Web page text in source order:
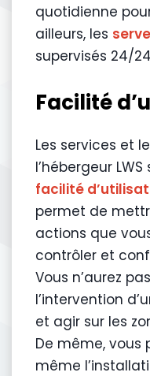
quotidienne
ailleurs, les
supervisés 24/
Facilité
Les services et
l’hébergeur
facilité
permet de
actions que
contrôler et
Vous n’aurez
l’intervention
et agir sur les
De même, vous
même